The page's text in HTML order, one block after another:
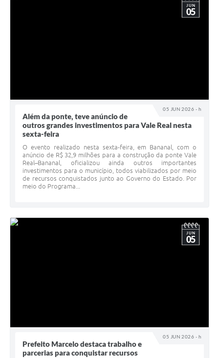
05 JUN 2026 - h
JUN
05
Além da ponte, teve anúncio de
outros grandes investimentos para Vale Real nesta
sexta-feira
O evento realizado nesta sexta-feira, em Bananal, com o
anúncio de R$ 32,9 milhões para a construção da ponte Vale
Real–Bananal, oficializou ainda outros importantes
investimentos para o município, todos viabilizados por meio
de recursos conquistados junto ao Governo do Estado. Por
meio do Programa...
05 JUN 2026 - h
JUN
05
Prefeito Marcelo destaca trabalho e
parcerias para conquistar recursos